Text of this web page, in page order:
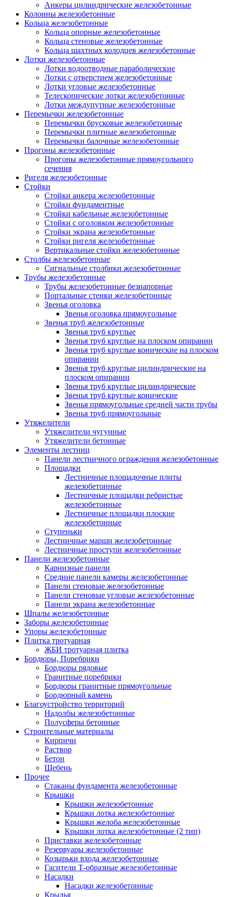
Анкеры цилиндрические железобетонные
Колонны железобетонные
Кольца железобетонные
Кольца опорные железобетонные
Кольца стеновые железобетонные
Кольца шахтных колодцев железобетонные
Лотки железобетонные
Лотки водоотводные параболические
Лотки с отверстием железобетонные
Лотки угловые железобетонные
Телескопические лотки железобетонные
Лотки междупутные железобетонные
Перемычки железобетонные
Перемычки брусковые железобетонные
Перемычки плитные железобетонные
Перемычки балочные железобетонные
Прогоны железобетонные
Прогоны железобетонные прямоугольного
сечения
Ригеля железобетонные
Стойки
Стойки анкера железобетонные
Стойки фундаментные
Стойки кабельные железобетонные
Стойки с оголовком железобетонные
Стойки экрана железобетонные
Стойки ригеля железобетонные
Вертикальные стойки железобетонные
Столбы железобетонные
Сигнальные столбики железобетонные
Трубы железобетонные
Трубы железобетонные безнапорные
Портальные стенки железобетонные
Звенья оголовка
Звенья оголовка прямоугольные
Звенья труб железобетонные
Звенья труб круглые
Звенья труб круглые на плоском опирании
Звенья труб круглые конические на плоском
опирании
Звенья труб круглые цилиндрические на
плоском опирании
Звенья труб круглые цилиндрические
Звенья труб круглые конические
Звенья прямоугольные средней части трубы
Звенья труб прямоугольные
Утяжелители
Утяжелители чугунные
Утяжелители бетонные
Элементы лестниц
Панели лестничного ограждения железобетонные
Площадки
Лестничные площадочные плиты
железобетонные
Лестничные площадки ребристые
железобетонные
Лестничные площадки плоские
железобетонные
Ступеньки
Лестничные марши железобетонные
Лестничные проступи железобетонные
Панели железобетонные
Карнизные панели
Средние панели камеры железобетонные
Панели стеновые железобетонные
Панели стеновые угловые железобетонные
Панели экрана железобетонные
Шпалы железобетонные
Заборы железобетонные
Упоры железобетонные
Плитка тротуарная
ЖБИ тротуарная плитка
Бордюры, Поребрики
Бордюры рядовые
Гранитные поребрики
Бордюры гранитные прямоугольные
Бордюрный камень
Благоустройство территорий
Надолбы железобетонные
Полусферы бетонные
Строительные материалы
Кирпичи
Раствор
Бетон
Щебень
Прочее
Стаканы фундамента железобетонные
Крышки
Крышки железобетонные
Крышки лотка железобетонные
Крышки желоба железобетонные
Крышки лотка железобетонные (2 тип)
Приставки железобетонные
Резервуары железобетонные
Козырьки входа железобетонные
Гасители Т-образные железобетонные
Насадки
Насадки железобетонные
Крылья